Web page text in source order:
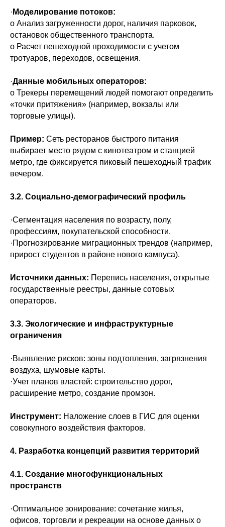
· Моделирование потоков:
o Анализ загруженности дорог, наличия парковок,
остановок общественного транспорта.
o Расчет пешеходной проходимости с учетом
тротуаров, переходов, освещения.
·Данные мобильных операторов:
o Трекеры перемещений людей помогают определить
«точки притяжения» (например, вокзалы или
торговые улицы).
Пример: Сеть ресторанов быстрого питания
выбирает место рядом с кинотеатром и станцией
метро, где фиксируется пиковый пешеходный трафик
вечером.
3.2. Социально-демографический профиль
·Сегментация населения по возрасту, полу,
профессиям, покупательской способности.
·Прогнозирование миграционных трендов (например,
прирост студентов в районе нового кампуса).
Источники данных: Перепись населения, открытые
государственные реестры, данные сотовых
операторов.
3.3. Экологические и инфраструктурные
ограничения
·Выявление рисков: зоны подтопления, загрязнения
воздуха, шумовые карты.
·Учет планов властей: строительство дорог,
расширение метро, создание промзон.
Инструмент: Наложение слоев в ГИС для оценки
совокупного воздействия факторов.
4. Разработка концепций развития территорий
4.1. Создание многофункциональных
пространств
·Оптимальное зонирование: сочетание жилья,
офисов, торговли и рекреации на основе данных о